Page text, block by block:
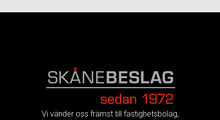
Vi vänder oss främst till fastighetsbolag,